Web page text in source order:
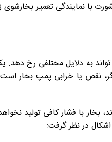
با نمایندگی تعمیر بخارشوی
به دلایل مختلفی رخ
یا خرابی پمپ بخار است
بخار با فشار کافی تولید
اشکال در نظر گرفت: